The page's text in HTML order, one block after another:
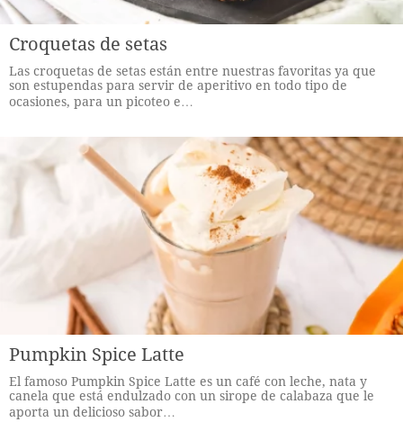
Croquetas de setas
Las croquetas de setas están entre nuestras favoritas ya que
son estupendas para servir de aperitivo en todo tipo de
ocasiones, para un picoteo e…
Pumpkin Spice Latte
El famoso Pumpkin Spice Latte es un café con leche, nata y
canela que está endulzado con un sirope de calabaza que le
aporta un delicioso sabor…